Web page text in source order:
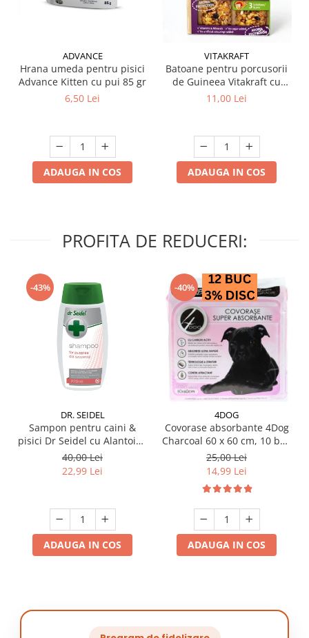
ADVANCE
Hrana umeda pentru pisici
Advance Kitten cu pui 85 gr
6,50 Lei
ADAUGA IN COS
VITAKRAFT
Batoane pentru porcusorii
de Guineea Vitakraft cu
struguri & nuci 2 buc
11,00 Lei
ADAUGA IN COS
PROFITA DE REDUCERI:
-43%
DR. SEIDEL
Sampon pentru caini &
pisici Dr Seidel cu Alantoina
220 ml
40,00 Lei
22,99 Lei
ADAUGA IN COS
-40%
4DOG
Covorase absorbante 4Dog
Charcoal 60 x 60 cm, 10 buc
/ pachet
25,00 Lei
14,99 Lei
ADAUGA IN COS